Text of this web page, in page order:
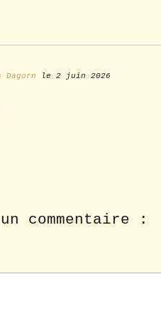
Dagorn le 2 juin 2026
commentaire :